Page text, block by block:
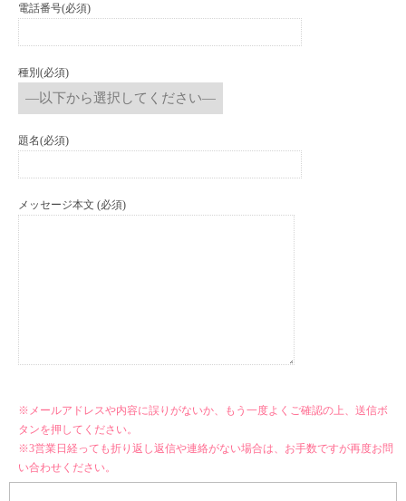
電話番号(必須)
種別(必須)
題名(必須)
メッセージ本文 (必須)
※メールアドレスや内容に誤りがないか、もう一度よくご確認の上、送信ボ
タンを押してください。
※3営業日経っても折り返し返信や連絡がない場合は、お手数ですが再度お問
い合わせください。